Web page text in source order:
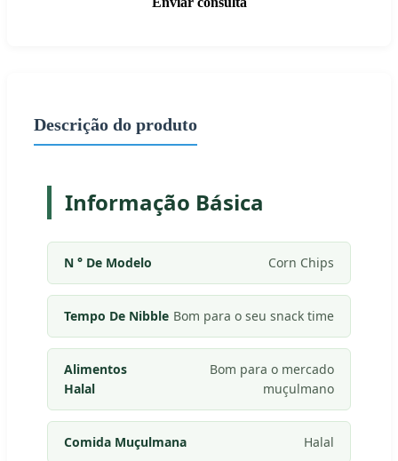
Descrição do produto
Informação Básica
N ° De Modelo Corn Chips
Tempo De Nibble Bom para o seu snack time
Alimentos
Halal
Bom para o mercado
muçulmano
Comida Muçulmana Halal